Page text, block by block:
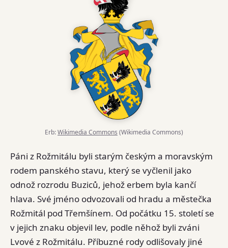
Erb:Wikimedia Commons (Wikimedia Commons)
Páni z Rožmitálu byli starým českým a moravským
rodem panského stavu, který se vyčlenil jako
odnož rozrodu Buziců, jehož erbem byla kančí
hlava. Své jméno odvozovali od hradu a městečka
Rožmitál pod Třemšínem. Od počátku 15. století se
v jejich znaku objevil lev, podle něhož byli zváni
Lvové z Rožmitálu. Příbuzné rody odlišovaly jiné